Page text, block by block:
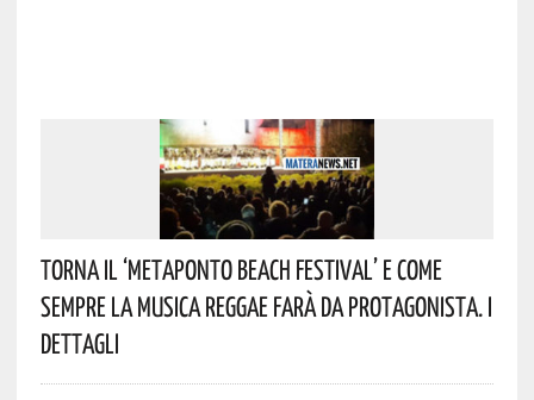
Torna Il ‘Metaponto Beach Festival’ E Come
Sempre La Musica Reggae Farà Da Protagonista. I
Dettagli